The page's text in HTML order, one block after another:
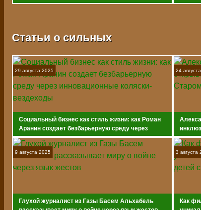
Статьи о сильных
29 августа 2025
Социальный бизнес как стиль жизни: как Роман
Аранин создает безбарьерную среду через
инновационные коляски-вездеходы
24
9 августа 2025
Глухой журналист из Газы Басем Альхабель
3 августа
Как